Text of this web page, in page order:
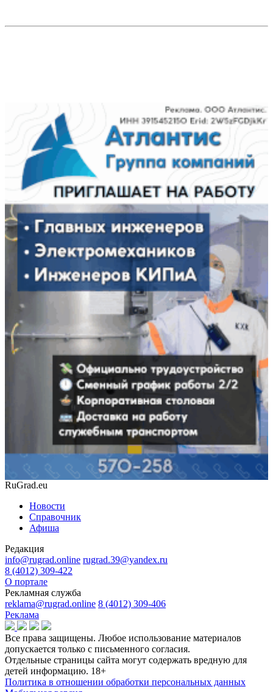
RuGrad.eu
Новости
Справочник
Афиша
Редакция
info@rugrad.online rugrad.39@yandex.ru
8 (4012) 309-422
О портале
Рекламная служба
reklama@rugrad.online 8 (4012) 309-406
Реклама
Все права защищены. Любое использование материалов
допускается только с письменного согласия.
Отдельные страницы сайта могут содержать вредную для
детей информацию. 18+
Политика в отношении обработки персональных данных